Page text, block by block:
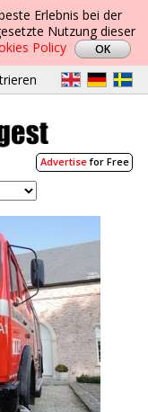
Erlebnis bei der
Nutzung dieser
Policy
Advertisefor Free